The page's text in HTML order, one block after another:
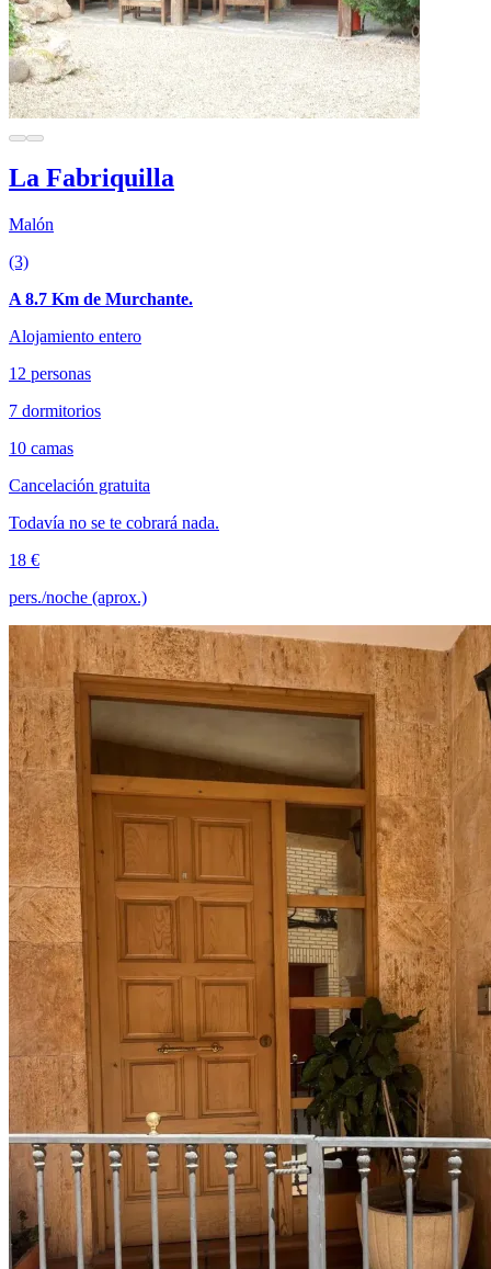
La Fabriquilla
Malón
(3)
A 8.7 Km de Murchante.
Alojamiento entero
12 personas
7 dormitorios
10 camas
Cancelación gratuita
Todavía no se te cobrará nada.
18 €
pers./noche (aprox.)